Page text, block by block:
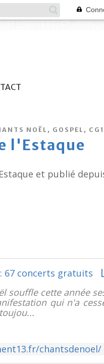
NOËL , GOSPEL ,
l'Estaque
et publié
souffle cette année
qui n'a
chantsdenoel/